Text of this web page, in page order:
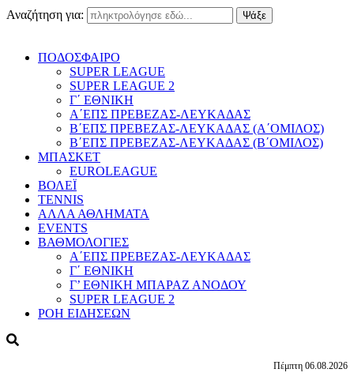
Αναζήτηση για:
ΠΟΔΟΣΦΑΙΡΟ
SUPER LEAGUE
SUPER LEAGUE 2
Γ΄ ΕΘΝΙΚΗ
Α΄ΕΠΣ ΠΡΕΒΕΖΑΣ-ΛΕΥΚΑΔΑΣ
Β΄ΕΠΣ ΠΡΕΒΕΖΑΣ-ΛΕΥΚΑΔΑΣ (Α΄ΟΜΙΛΟΣ)
Β΄ΕΠΣ ΠΡΕΒΕΖΑΣ-ΛΕΥΚΑΔΑΣ (Β΄ΟΜΙΛΟΣ)
ΜΠΑΣΚΕΤ
EUROLEAGUE
ΒΟΛΕΪ
TENNIS
ΑΛΛΑ ΑΘΛΗΜΑΤΑ
EVENTS
ΒΑΘΜΟΛΟΓΙΕΣ
Α΄ΕΠΣ ΠΡΕΒΕΖΑΣ-ΛΕΥΚΑΔΑΣ
Γ΄ ΕΘΝΙΚΗ
Γ’ ΕΘΝΙΚΗ ΜΠΑΡΑΖ ΑΝΟΔΟΥ
SUPER LEAGUE 2
ΡΟΗ ΕΙΔΗΣΕΩΝ
Πέμπτη 06.08.2026